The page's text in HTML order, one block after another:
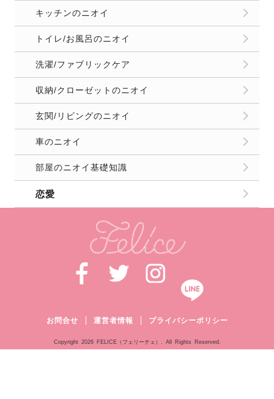
キッチンのニオイ
トイレ/お風呂のニオイ
洗濯/ファブリックケア
収納/クローゼットのニオイ
玄関/リビングのニオイ
車のニオイ
部屋のニオイ基礎知識
恋愛
お問合せ 運営者情報 プライバシーポリシー
Copyright 2026 FELICE（フェリーチェ）. All Rights Reserved.